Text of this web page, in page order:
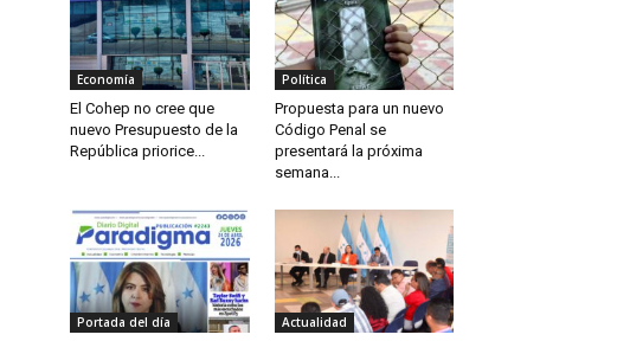
Economía
El Cohep no cree que
nuevo Presupuesto de la
República priorice...
Política
Propuesta para un nuevo
Código Penal se
presentará la próxima
semana...
Portada del día Actualidad